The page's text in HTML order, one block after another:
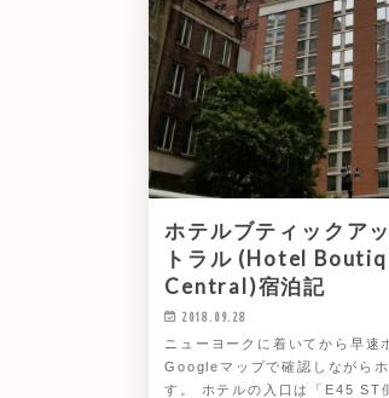
ホテルブティックア
トラル (Hotel
Central)宿泊記
2018.09.28
ニューヨークに着いてから早速
Googleマップで確認しながら
す。 ホテルの入口は「E45 ST